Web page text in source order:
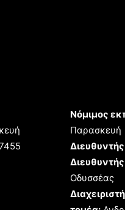
Νόμιμος
Παρασκευή
Οδυσσέας